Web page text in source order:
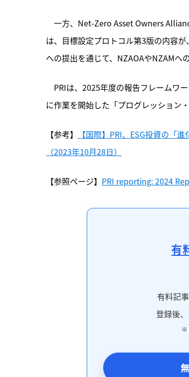
一方、Net-Zero Asset Owners
は、目標設定プロトコル第3版の内容
への提出を通じて、NZAOAやNZAMへ
PRIは、2025年度の報告フレームワ
に作業を開始した「プログレッション
【参考】
【国際】PRI、ESG投資の「
（2023年10月28日）
【参照ページ】 PRI reporting: 2024
有
有料記
登録後
※